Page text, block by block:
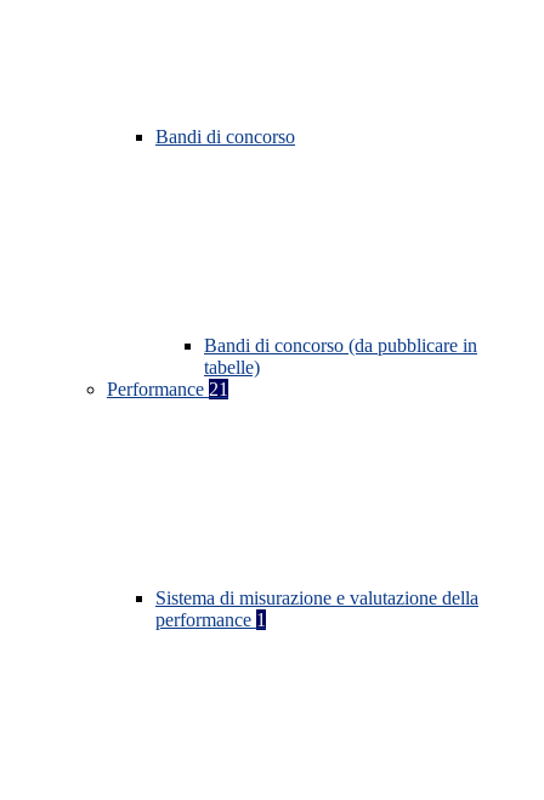
Bandi di concorso
Bandi di concorso (da pubblicare in
tabelle)
Performance 21
Sistema di misurazione e valutazione della
performance 1